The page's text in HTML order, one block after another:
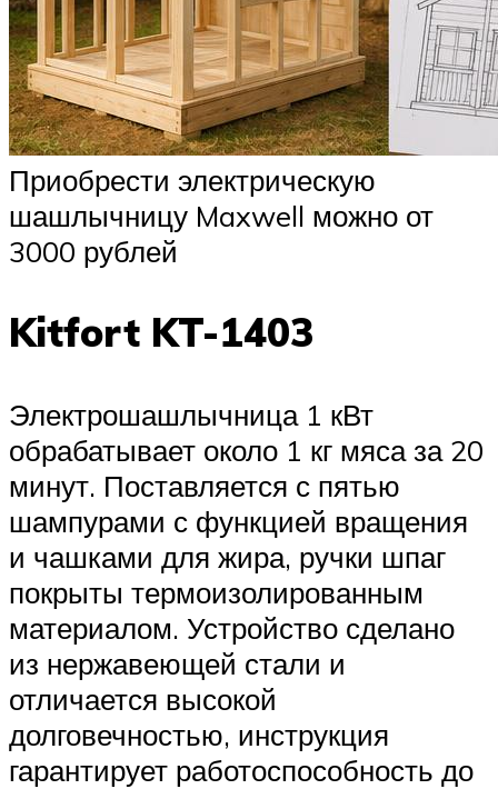
Приобрести электрическую
шашлычницу Maxwell можно от
3000 рублей
Kitfort KT-1403
Электрошашлычница 1 кВт
обрабатывает около 1 кг мяса за 20
минут. Поставляется с пятью
шампурами с функцией вращения
и чашками для жира, ручки шпаг
покрыты термоизолированным
материалом. Устройство сделано
из нержавеющей стали и
отличается высокой
долговечностью, инструкция
гарантирует работоспособность до